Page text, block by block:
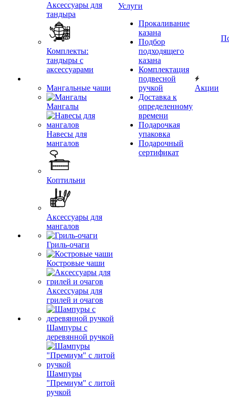
Аксессуары для
тандыра
Комплекты:
тандыры с
аксессуарами
Мангальные чаши
Мангалы
Навесы для
мангалов
Коптильни
Аксессуары для
мангалов
Гриль-очаги
Костровые чаши
Аксессуары для
грилей и очагов
Шампуры с
деревянной ручкой
Шампуры
"Премиум" с литой
ручкой
Услуги
Прокаливание
казана
Подбор
подходящего
казана
Комплектация
подвесной
ручкой
Доставка к
определенному
времени
Подарочкая
упаковка
Подарочный
сертификат
Акции